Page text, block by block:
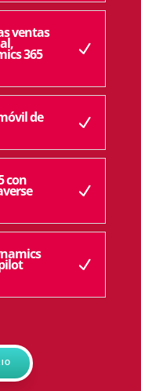
ventas
365
de
con